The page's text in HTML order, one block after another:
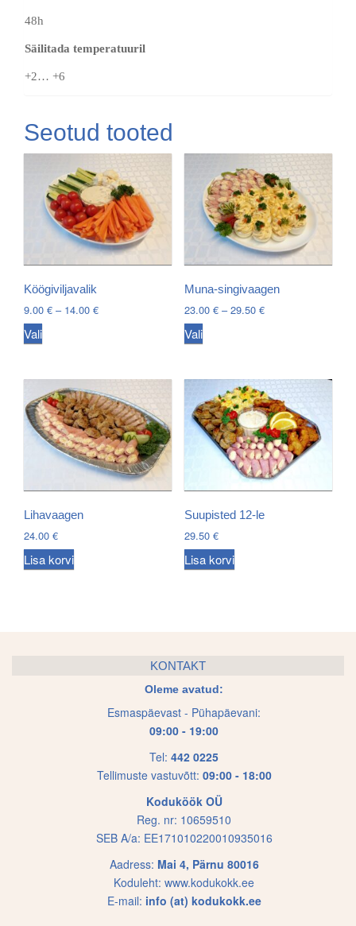
48h
Säilitada temperatuuril
+2… +6
Seotud tooted
Köögiviljavalik
9.00 € – 14.00 €Price
14.00 €
ValiThis
multiple
variants.
The
options
be
chosen
on
the
product
Muna-singivaagen
23.00 € – 29.50 €Price
29.50 €
ValiThis
multiple
variants.
The
options
be
chosen
on
the
product
Lihavaagen
24.00 €
Lisa korvi
Suupisted 12-le
29.50 €
Lisa korvi
KONTAKT
Oleme avatud:
Esmaspäevast - Pühapäevani:
09:00 - 19:00
Tel: 442 0225
Tellimuste vastuvõtt: 09:00 - 18:00
Koduköök OÜ
Reg. nr: 10659510
SEB A/a: EE171010220010935016
Aadress: Mai 4, Pärnu 80016
Koduleht: www.kodukokk.ee
E-mail: info (at) kodukokk.ee